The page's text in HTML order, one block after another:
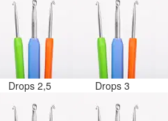
Drops 2,5 Drops 3